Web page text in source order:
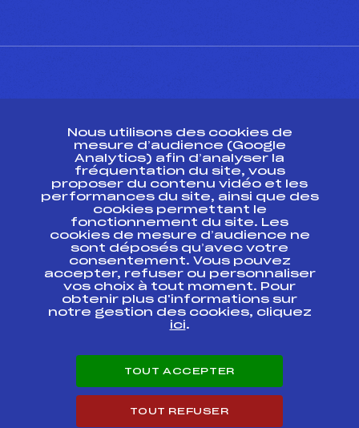
Ressources
Pass’Neige
Projet sportif fédéral
Projet de performance fédéral
Antidopage
Pôle Développement, Formation, Suivi
Scientifique
Listes ministérielles
Pôle vie de l’athlète
Enseignement professionnel
Carrières
Nous utilisons des cookies de
mesure d’audience (Google
Analytics) afin d’analyser la
fréquentation du site, vous
proposer du contenu vidéo et les
performances du site, ainsi que des
cookies permettant le
fonctionnement du site. Les
cookies de mesure d’audience ne
sont déposés qu’avec votre
consentement. Vous pouvez
accepter, refuser ou personnaliser
vos choix à tout moment. Pour
obtenir plus d'informations sur
notre gestion des cookies, cliquez
ici.
TOUT ACCEPTER
TOUT REFUSER